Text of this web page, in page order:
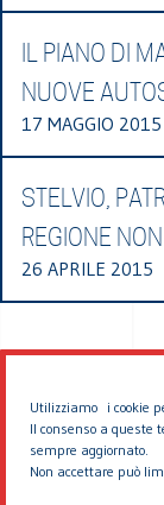
Utilizziamo i cookie
Il consenso a queste
sempre aggiornato.
Non accettare può
IL PIANO DI
NUOVE
17 MAGGIO 2015
STELVIO,
REGIONE
26 APRILE 2015